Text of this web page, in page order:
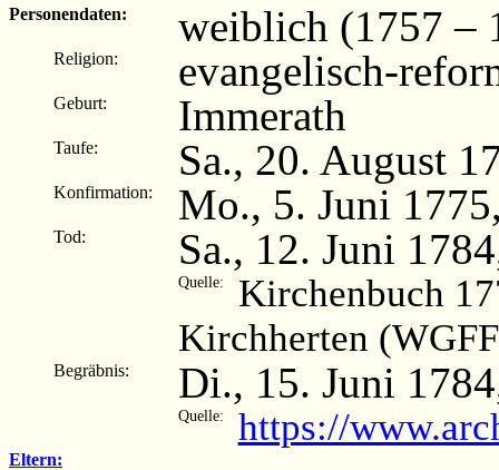
Personendaten:
weiblich (1757 –
Religion: evangelisch-
Geburt: Immerath
Taufe: Sa., 20. August
Konfirmation: Mo., 5. Juni
Tod: Sa., 12. Juni
Quelle:
Kirchenbuch
Kirchherten
Begräbnis: Di., 15. Juni
Quelle: https://
Eltern: